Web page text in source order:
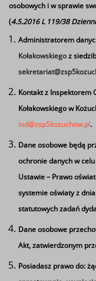
osobowych i w sprawie
(4.5.2016 L 119/38
Administratorem
Kołakowskiegoz
Kontakt z Inspektorem
Kołakowskiego w
iod@zsp5kozuchow.pl.
Dane osobowe będą
ochronie danych w
Ustawie – Prawo
systemie oświaty z
statutowych zadań
Dane osobowe
Akt, zatwierdzonym
Posiadasz prawo do: